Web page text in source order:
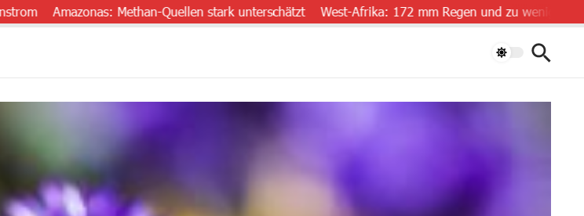
Amazonas: Methan-Quellen stark unterschätzt West-Afrika: 172 mm Regen und zu wenig Daten